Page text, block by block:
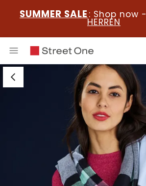
SUMMER SALE : Shop now -
HERREN